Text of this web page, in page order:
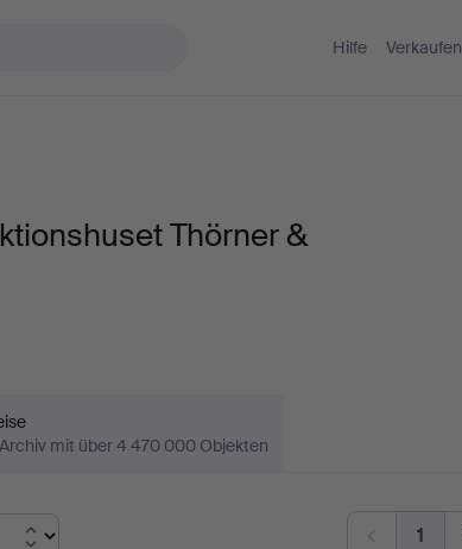
Hilfe Verkaufen
Thörner &
mit über 4 470 000 Objekten
1